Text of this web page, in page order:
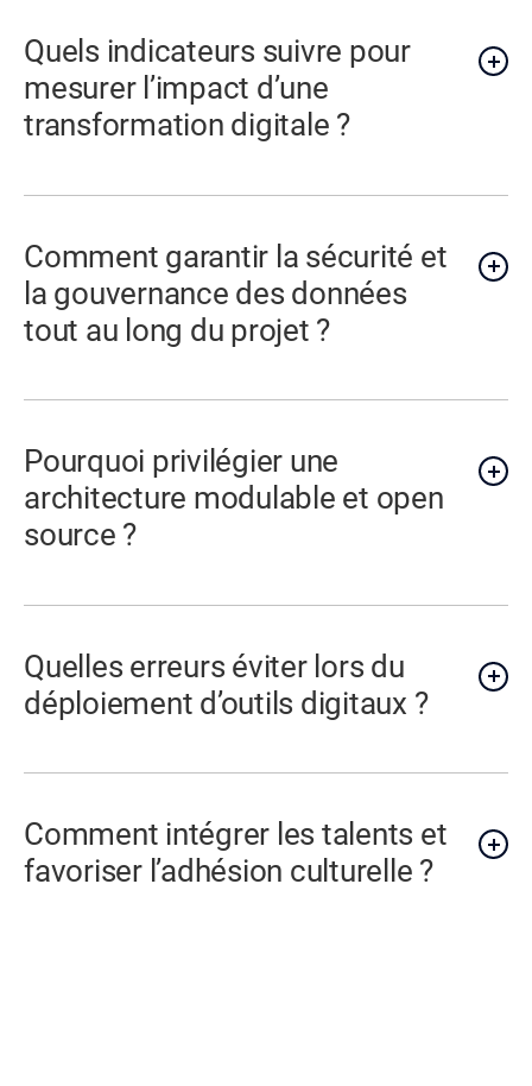
Quels indicateurs suivre pour
mesurer l’impact d’une
transformation digitale ?
Comment garantir la sécurité et
la gouvernance des données
tout au long du projet ?
Pourquoi privilégier une
architecture modulable et open
source ?
Quelles erreurs éviter lors du
déploiement d’outils digitaux ?
Comment intégrer les talents et
favoriser l’adhésion culturelle ?